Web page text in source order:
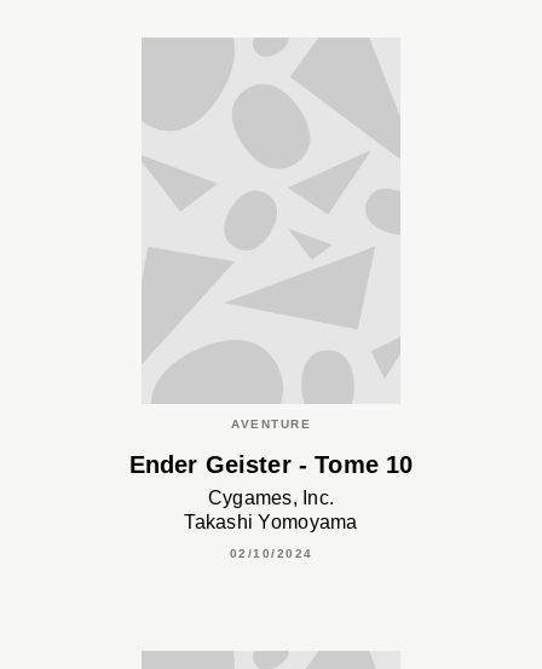
AVENTURE
Ender Geister - Tome 10
Cygames, Inc.
Takashi Yomoyama
02/10/2024